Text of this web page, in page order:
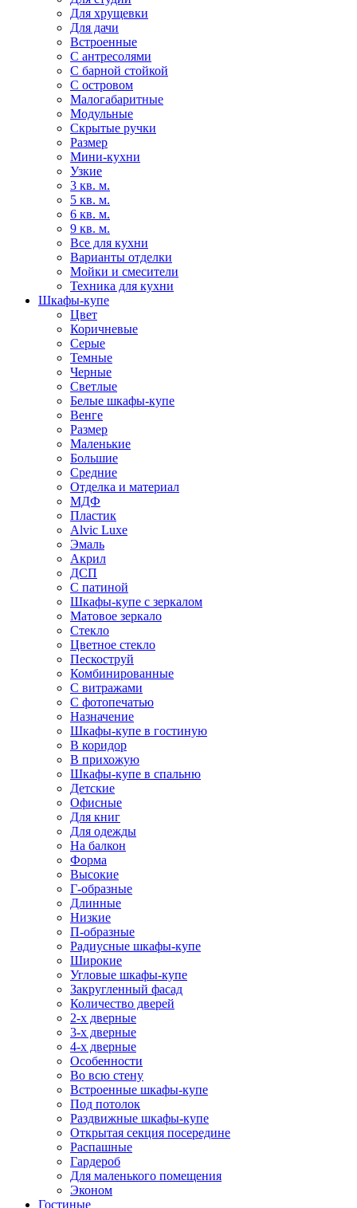
Для хрущевки
Для дачи
Встроенные
С антресолями
С барной стойкой
С островом
Малогабаритные
Модульные
Скрытые ручки
Размер
Мини-кухни
Узкие
3 кв. м.
5 кв. м.
6 кв. м.
9 кв. м.
Все для кухни
Варианты отделки
Мойки и смесители
Техника для кухни
Шкафы-купе
Цвет
Коричневые
Серые
Темные
Черные
Светлые
Белые шкафы-купе
Венге
Размер
Маленькие
Большие
Средние
Отделка и материал
МДФ
Пластик
Alvic Luxe
Эмаль
Акрил
ДСП
С патиной
Шкафы-купе с зеркалом
Матовое зеркало
Стекло
Цветное стекло
Пескоструй
Комбинированные
С витражами
С фотопечатью
Назначение
Шкафы-купе в гостиную
В коридор
В прихожую
Шкафы-купе в спальню
Детские
Офисные
Для книг
Для одежды
На балкон
Форма
Высокие
Г-образные
Длинные
Низкие
П-образные
Радиусные шкафы-купе
Широкие
Угловые шкафы-купе
Закругленный фасад
Количество дверей
2-х дверные
3-х дверные
4-х дверные
Особенности
Во всю стену
Встроенные шкафы-купе
Под потолок
Раздвижные шкафы-купе
Открытая секция посередине
Распашные
Гардероб
Для маленького помещения
Эконом
Гостиные